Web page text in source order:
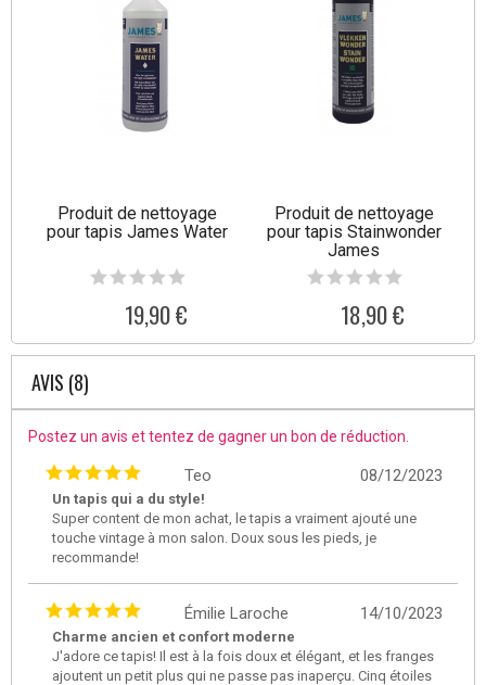
Produit de nettoyage
pour tapis James Water
19,90 €
Produit de nettoyage
pour tapis Stainwonder
James
18,90 €
AVIS (8)
Postez un avis et tentez de gagner un bon de réduction.
08/12/2023
Teo
Un tapis qui a du style!
Super content de mon achat, le tapis a vraiment ajouté une
touche vintage à mon salon. Doux sous les pieds, je
recommande!
14/10/2023
Émilie Laroche
Charme ancien et confort moderne
J'adore ce tapis! Il est à la fois doux et élégant, et les franges
ajoutent un petit plus qui ne passe pas inaperçu. Cinq étoiles